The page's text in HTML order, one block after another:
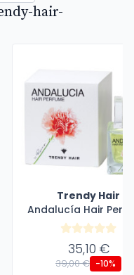
hair-
Trendy Hair
Andalucía Hair
35,10 €
39,00 € -10%